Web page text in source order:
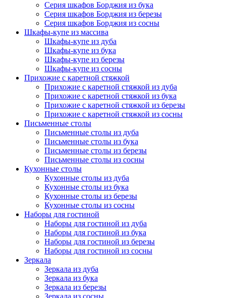
Серия шкафов Борджия из бука
Серия шкафов Борджия из березы
Серия шкафов Борджия из сосны
Шкафы-купе из массива
Шкафы-купе из дуба
Шкафы-купе из бука
Шкафы-купе из березы
Шкафы-купе из сосны
Прихожие с каретной стяжкой
Прихожие с каретной стяжкой из дуба
Прихожие с каретной стяжкой из бука
Прихожие с каретной стяжкой из березы
Прихожие с каретной стяжкой из сосны
Письменные столы
Письменные столы из дуба
Письменные столы из бука
Письменные столы из березы
Письменные столы из сосны
Кухонные столы
Кухонные столы из дуба
Кухонные столы из бука
Кухонные столы из березы
Кухонные столы из сосны
Наборы для гостиной
Наборы для гостиной из дуба
Наборы для гостиной из бука
Наборы для гостиной из березы
Наборы для гостиной из сосны
Зеркала
Зеркала из дуба
Зеркала из бука
Зеркала из березы
Зеркала из сосны